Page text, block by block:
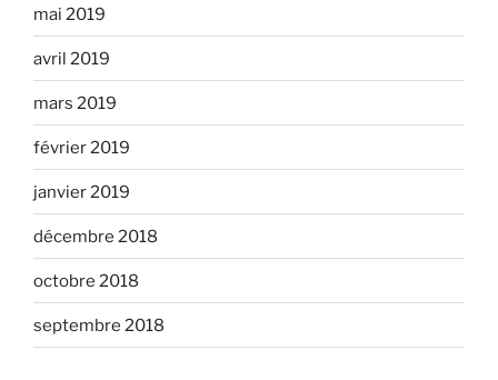
mai 2019
avril 2019
mars 2019
février 2019
janvier 2019
décembre 2018
octobre 2018
septembre 2018